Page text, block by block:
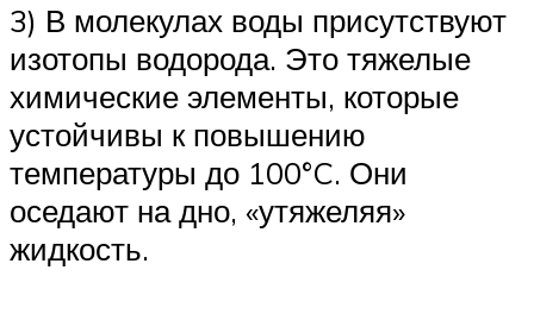
3) В молекулах воды присутствуют
изотопы водорода. Это тяжелые
химические элементы, которые
устойчивы к повышению
температуры до 100°C. Они
оседают на дно, «утяжеляя»
жидкость.